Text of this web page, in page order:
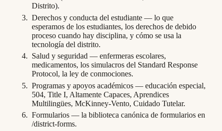
Distrito).
Derechos y conducta del estudiante — lo que
esperamos de los estudiantes, los derechos de debido
proceso cuando hay disciplina, y cómo se usa la
tecnología del distrito.
Salud y seguridad — enfermeras escolares,
medicamentos, los simulacros del Standard Response
Protocol, la ley de conmociones.
Programas y apoyos académicos — educación especial,
504, Title I, Altamente Capaces, Aprendices
Multilingües, McKinney-Vento, Cuidado Tutelar.
Formularios — la biblioteca canónica de formularios en
/district-forms.